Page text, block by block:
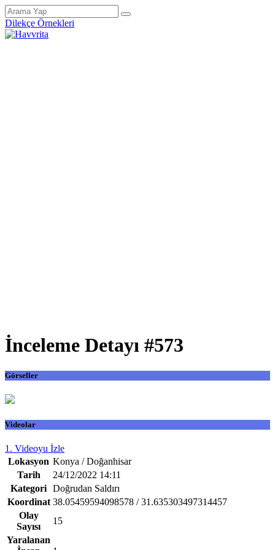
Dilekçe Örnekleri
İnceleme Detayı #573
Görseller
Videolar
1. Videoyu İzle
Lokasyon Konya / Doğanhisar
Tarih
24/12/2022 14:11
Kategori Doğrudan Saldırı
Koordinat 38.05459594098578 / 31.635303497314457
Olay
Sayısı
15
Yaralanan